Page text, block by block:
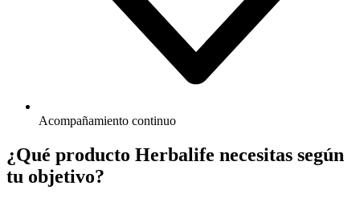
Acompañamiento continuo
¿Qué producto Herbalife necesitas según
tu objetivo?